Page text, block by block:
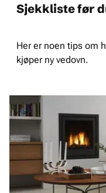
Sjekkliste før
Her er noen tips om
kjøper ny vedovn.